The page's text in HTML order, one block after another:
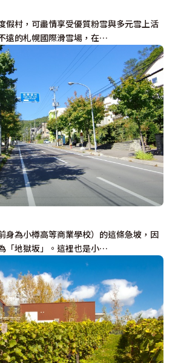
假村，可盡情享受優質粉雪與多元雪上活
遠的札幌國際滑雪場，在…
身為小樽高等商業學校）的這條急坡，因
「地獄坂」。這裡也是小…